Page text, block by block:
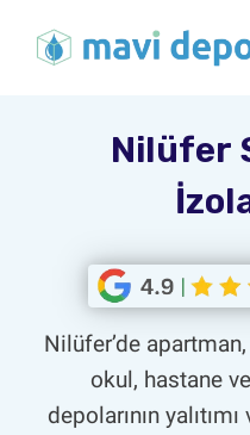
Nilüfer
Nilüfer’de
okul, hastane
depolarının